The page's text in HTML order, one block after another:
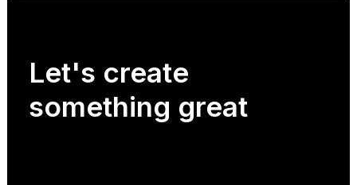
Let's create
something great